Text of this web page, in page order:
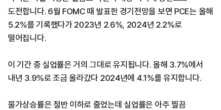
도전합니다. 6월 FOMC 때 발표한 경기전망을 보면 PCE는 올해
5.2%를 기록했다가 2023년 2.6%, 2024년 2.2%로
떨어집니다.
이 기간 중 실업률은 거의 그대로 유지됩니다. 올해 3.7%에서
내년 3.9%로 조금 올라갔다 2024년에 4.1%를 유지합니다.
물가상승률은 절반 이하로 줄었는데 실업률은 아주 찔끔